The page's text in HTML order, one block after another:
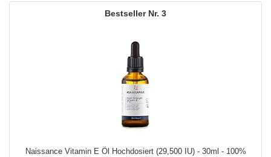
3
Naissance Vitamin E Öl Hochdosiert (29,500 IU) - 30ml - 100%